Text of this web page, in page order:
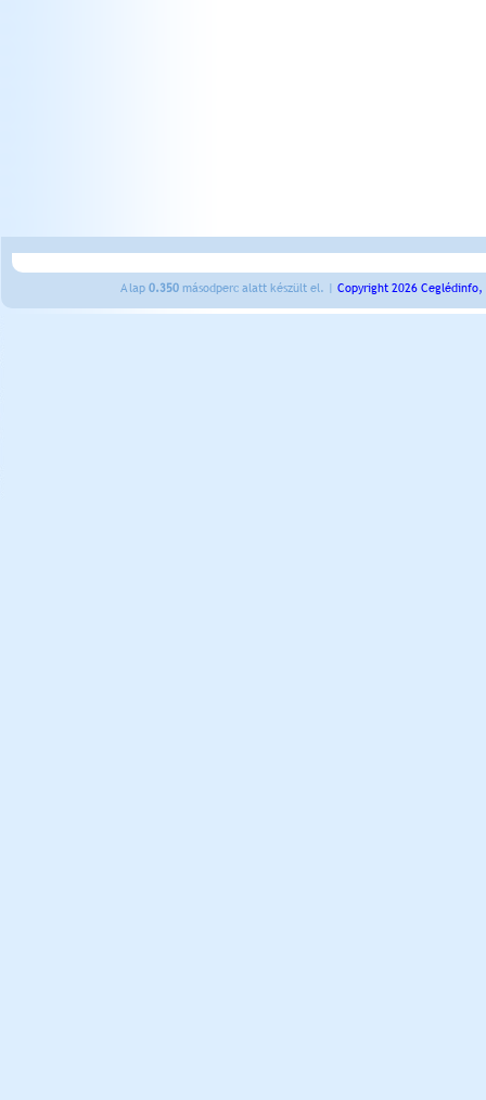
A lap 0.350 másodperc alatt készült el. | Copyright 2026